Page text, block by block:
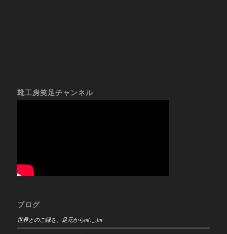
靴工房笑足チャンネル
ブログ
世界とのご縁を、足元からm(._.)m